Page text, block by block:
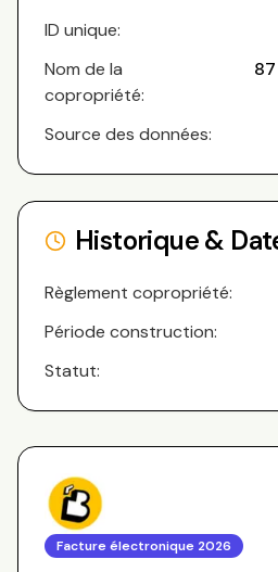
ID unique:
Nom de la
copropriété:
87
Source des données:
Historique &
Règlement copropriété:
Période construction:
Statut:
Facture électronique 2026